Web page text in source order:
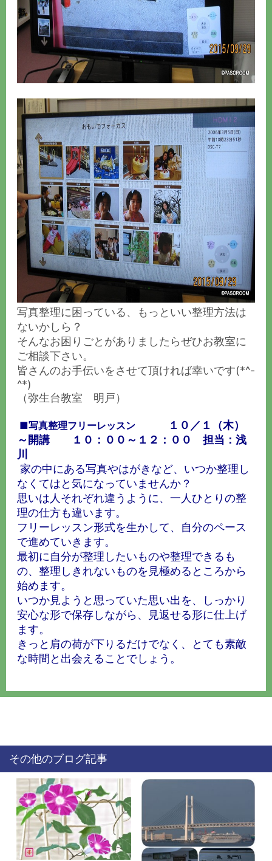
写真整理に困っている、もっといい整理方法は
ないかしら？
そんなお困りごとがありましたらぜひお教室に
ご相談下さい。
皆さんのお手伝いをさせて頂ければ幸いです(*^-
^*)
（弥生台教室 明戸）
■写真整理フリーレッスン １０／１（木）
～開講 １０：００～１２：００ 担当：浅
川
家の中にある写真やはがきなど、いつか整理し
なくてはと気になっていませんか？
思いは人それぞれ違うように、一人ひとりの整
理の仕方も違います。
フリーレッスン形式を生かして、自分のペース
で進めていきます。
最初に自分が整理したいものや整理できるも
の、整理しきれないものを見極めるところから
始めます。
いつか見ようと思っていた思い出を、しっかり
安心な形で保存しながら、見返せる形に仕上げ
ます。
きっと肩の荷が下りるだけでなく、とても素敵
な時間と出会えることでしょう。
その他のブログ記事